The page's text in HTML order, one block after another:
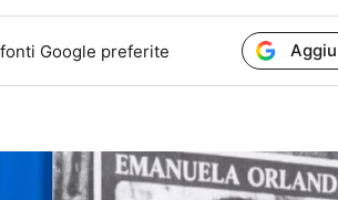
Google preferite